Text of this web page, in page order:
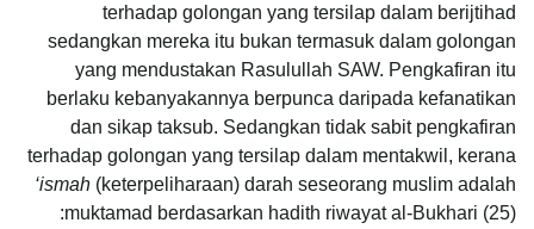
terhadap golongan yang tersilap dalam berijtihad
sedangkan mereka itu bukan termasuk dalam golongan
yang mendustakan Rasulullah SAW. Pengkafiran itu
berlaku kebanyakannya berpunca daripada kefanatikan
dan sikap taksub. Sedangkan tidak sabit pengkafiran
terhadap golongan yang tersilap dalam mentakwil, kerana
‘ismah (keterpeliharaan) darah seseorang muslim adalah
muktamad berdasarkan hadith riwayat al-Bukhari (25):